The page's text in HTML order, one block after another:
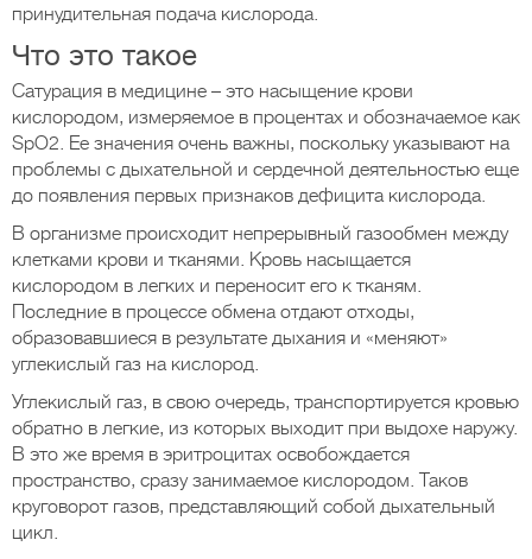
принудительная подача кислорода.
Что это такое
Сатурация в медицине – это насыщение крови
кислородом, измеряемое в процентах и обозначаемое как
SpO2. Ее значения очень важны, поскольку указывают на
проблемы с дыхательной и сердечной деятельностью еще
до появления первых признаков дефицита кислорода.
В организме происходит непрерывный газообмен между
клетками крови и тканями. Кровь насыщается
кислородом в легких и переносит его к тканям.
Последние в процессе обмена отдают отходы,
образовавшиеся в результате дыхания и «меняют»
углекислый газ на кислород.
Углекислый газ, в свою очередь, транспортируется кровью
обратно в легкие, из которых выходит при выдохе наружу.
В это же время в эритроцитах освобождается
пространство, сразу занимаемое кислородом. Таков
круговорот газов, представляющий собой дыхательный
цикл.